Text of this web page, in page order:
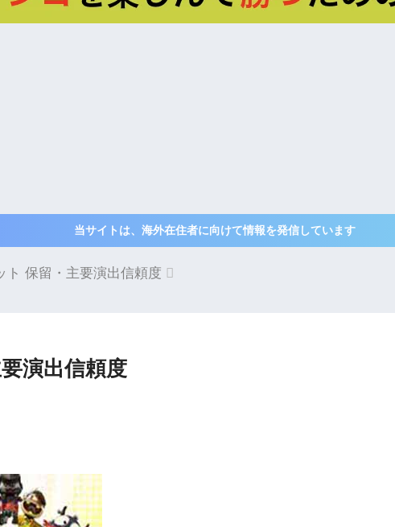
当サイトは、海外在住者に向けて情報を発信しています
ト 保留・主要演出信頼度
演出信頼度